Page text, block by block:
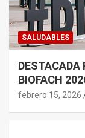
SALUDABLES
DESTACADA
BIOFACH
febrero 15, 2026